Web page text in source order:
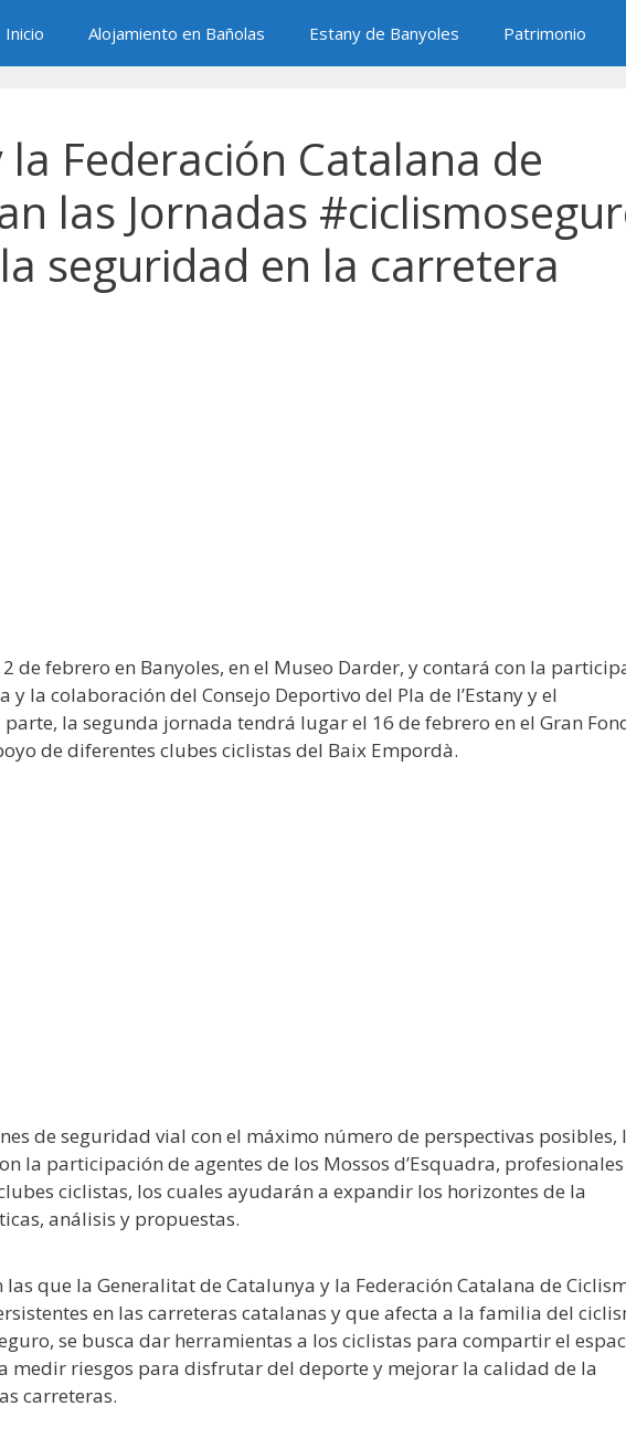
Inicio Alojamiento en Bañolas Estany de Banyoles Patrimonio
Federación Catalana de
las Jornadas
seguridad en la carretera
de febrero en Banyoles, en el Museo Darder, y contará con la
y la colaboración del Consejo Deportivo del Pla de l’Estany y el
la segunda jornada tendrá lugar el 16 de febrero en el Gran
de diferentes clubes ciclistas del Baix Empordà.
de seguridad vial con el máximo número de perspectivas posibles,
la participación de agentes de los Mossos d’Esquadra,
ciclistas, los cuales ayudarán a expandir los horizontes de la
análisis y propuestas.
las que la Generalitat de Catalunya y la Federación Catalana de
en las carreteras catalanas y que afecta a la familia del
se busca dar herramientas a los ciclistas para compartir el
medir riesgos para disfrutar del deporte y mejorar la calidad de la
carreteras.